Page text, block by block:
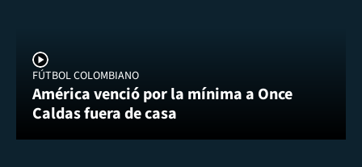
FÚTBOL COLOMBIANO
América venció por la mínima a Once
Caldas fuera de casa